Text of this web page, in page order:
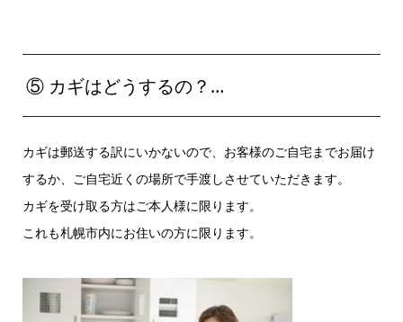
⑤ カギはどうするの？…
カギは郵送する訳にいかないので、お客様のご自宅までお届け
するか、ご自宅近くの場所で手渡しさせていただきます。
カギを受け取る方はご本人様に限ります。
これも札幌市内にお住いの方に限ります。